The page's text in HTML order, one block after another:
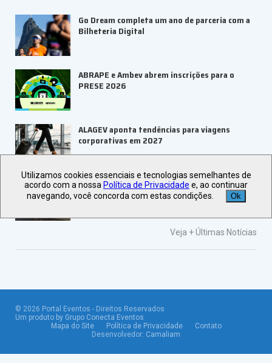
Go Dream completa um ano de parceria com a
Bilheteria Digital
ABRAPE e Ambev abrem inscrições para o
PRESE 2026
ALAGEV aponta tendências para viagens
corporativas em 2027
UBRAFE e SP Negócios fortalecem
ecossistema de eventos B2B
Veja +Últimas Notícias
© 2026 Portal Eventos - Direitos Reservados
Um produto by Grupo Conecta Eventos
Mapa do Site
Política de Privacidade
Contato
Desenvolvedor: Camaliam
Utilizamos cookies essenciais e tecnologias semelhantes de
acordo com a nossa Política de Privacidade e, ao continuar
navegando, você concorda com estas condições.
Ok